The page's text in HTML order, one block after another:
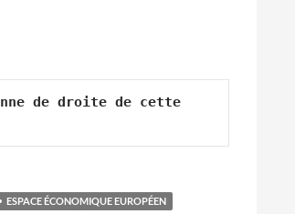
de droite de cette
ESPACE ÉCONOMIQUE EUROPÉEN